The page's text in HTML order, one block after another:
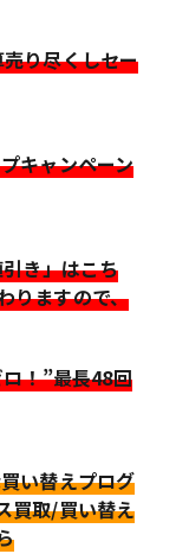
り尽くしセー
キャンペーン
き」はこち
りますので、
！”最長48回
い替えプログ
買取/買い替え